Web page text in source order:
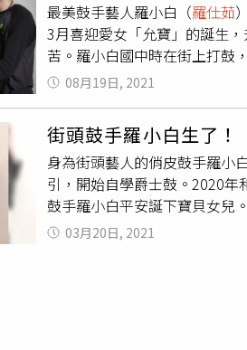
最美鼓手藝人羅小白（羅仕茹
3月喜迎愛女「允寶」的誕生
苦。羅小白國中時在街上打鼓
《Sorry, Sorry》一曲被Super
「WebTVAsia年度最有潛力
年結婚，隔年生下女兒「允
健人生。她提到，在允寶快滿
都是她的頭髮，她才真被嚇到
媽才會這樣」。羅小白體會到
前，發現右膝蓋伸直或彎曲會
才驚覺不對勁，趕緊去整復和
改變。羅小白坦言，自己是
08月19日, 2021
街頭鼓手羅小白生了
身為街頭藝人的俏皮鼓手羅小
引，開始自學爵士鼓。2020年
鼓手羅小白平安誕下寶貝女兒
超音波，原本還擔心女兒可能
好？」沒想到，允寶似乎和
03月20日, 2021